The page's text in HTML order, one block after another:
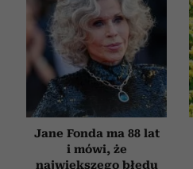
Jane Fonda ma 88 lat
i mówi, że
największego błędu